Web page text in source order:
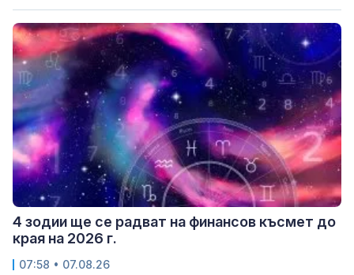
4 зодии ще се радват на финансов късмет до
края на 2026 г.
07:58 • 07.08.26